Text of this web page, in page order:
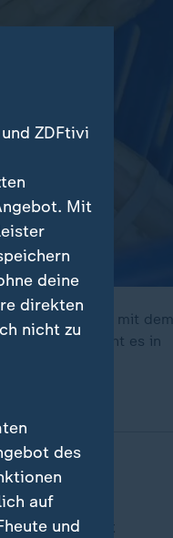
geht es mit dem
und wie steht es in
einen leicht
ZDFtivi
Mit
deine
direkten
nicht zu
des
auf
und